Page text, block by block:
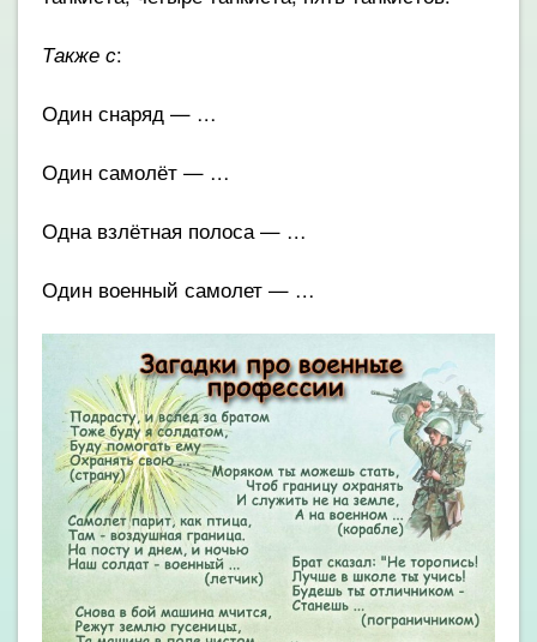
Также с:
Один снаряд — …
Один самолёт — …
Одна взлётная полоса — …
Один военный самолет — …